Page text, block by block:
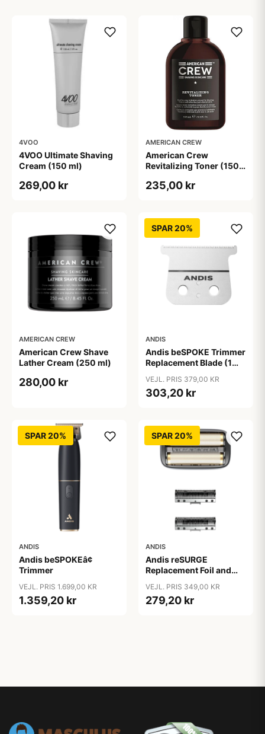
4VOO
4VOO Ultimate Shaving
Cream (150 ml)
269,00 kr
AMERICAN CREW
American Crew
Revitalizing Toner (150
235,00 kr
AMERICAN CREW
American Crew Shave
Lather Cream (250 ml)
280,00 kr
SPAR 20%
ANDIS
Andis beSPOKE Trimmer
Replacement Blade (1
VEJL. PRIS 379,00 KR
303,20 kr
SPAR 20%
ANDIS
Andis beSPOKEâ¢
Trimmer
VEJL. PRIS 1.699,00 KR
1.359,20 kr
SPAR 20%
ANDIS
Andis reSURGE
Replacement Foil and
VEJL. PRIS 349,00 KR
279,20 kr